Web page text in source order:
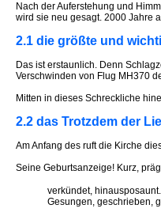
Nach der Auferstehung und
wird sie neu gesagt. 2000 Jahre
2.1 die größte und
Das ist erstaunlich. Denn
Verschwinden von Flug MH370
Mitten in dieses Schreckliche
2.2 das Trotzdem der
Am Anfang des ruft die Kirche
Seine Geburtsanzeige! Kurz,
verkündet, hinausposaunt.
Gesungen, geschrieben,